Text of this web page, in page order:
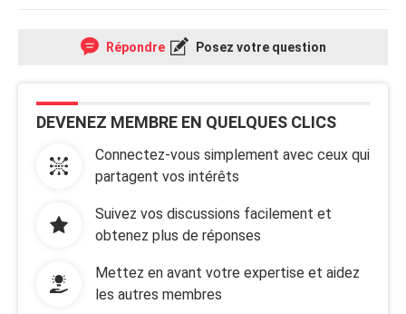
Répondre Posez votre question
DEVENEZ MEMBRE EN QUELQUES CLICS
Connectez-vous simplement avec ceux qui
partagent vos intérêts
Suivez vos discussions facilement et
obtenez plus de réponses
Mettez en avant votre expertise et aidez
les autres membres